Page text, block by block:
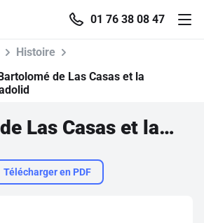
01 76 38 08 47
Histoire
de Las Casas et la
Bartolomé de Las Casas et la controverse de Valladolid
Télécharger en PDF